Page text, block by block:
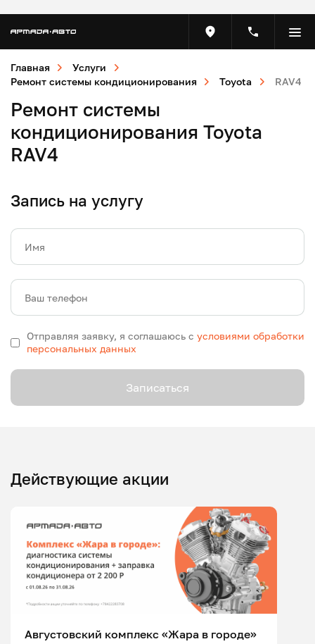
Главная
Услуги
Ремонт системы кондиционирования
Toyota RAV4
Ремонт системы
кондиционирования Toyota
RAV4
Запись на услугу
Имя
Ваш телефон
Отправляя заявку, я соглашаюсь с условиями обработки
персональных данных
Записаться
Действующие акции
Августовский комплекс «Жара в городе»